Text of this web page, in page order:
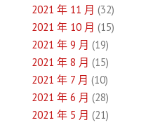
2021 年 11 月 (32)
2021 年 10 月 (15)
2021 年 9 月 (19)
2021 年 8 月 (15)
2021 年 7 月 (10)
2021 年 6 月 (28)
2021 年 5 月 (21)